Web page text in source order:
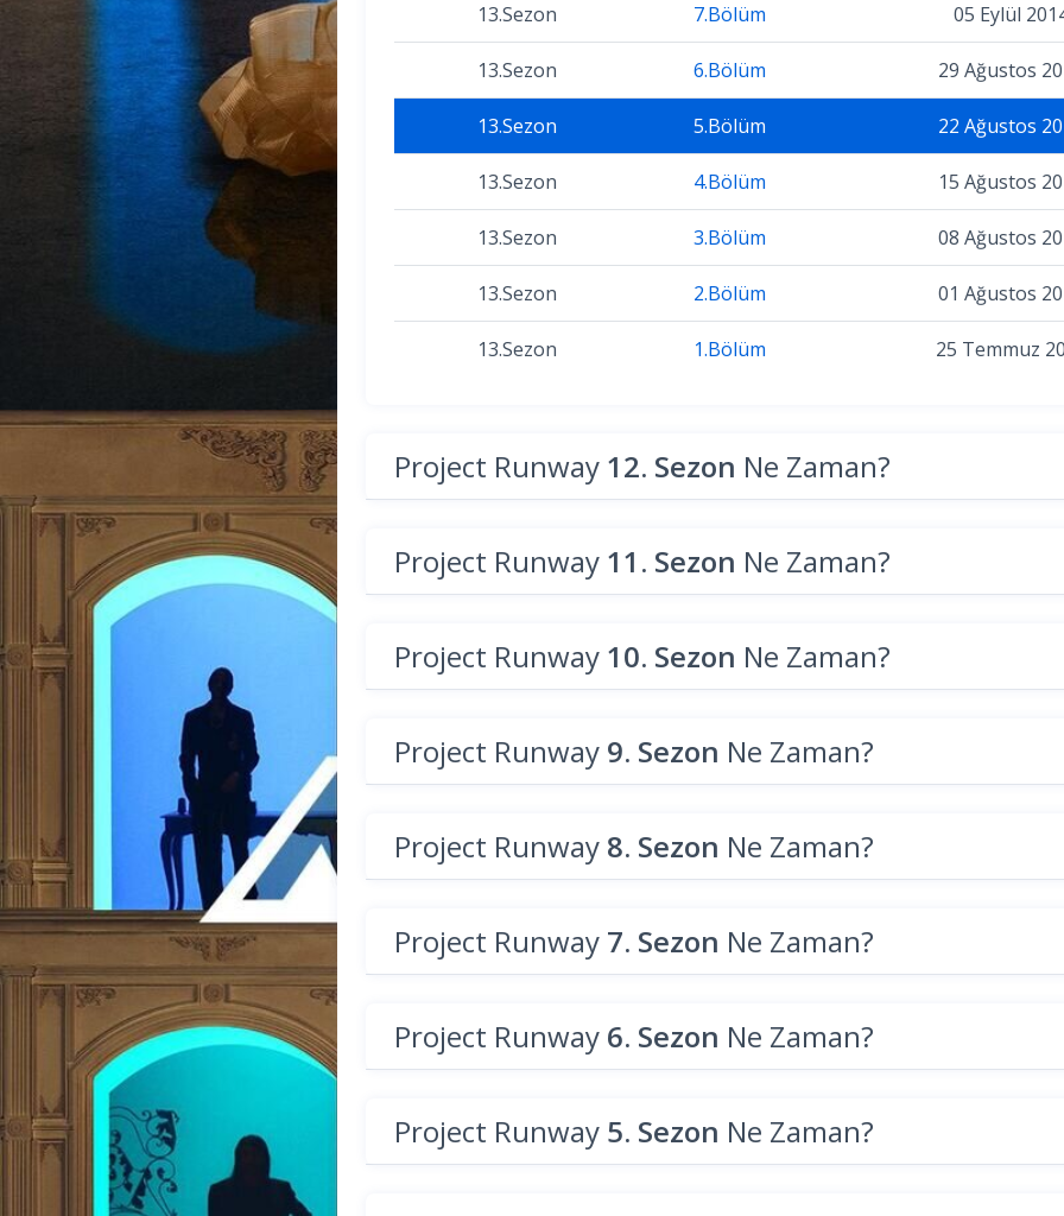
13.Sezon 7.Bölüm 05 Eylül
13.Sezon 6.Bölüm 29 Ağustos
13.Sezon 5.Bölüm 22 Ağustos
13.Sezon 4.Bölüm 15 Ağustos
13.Sezon 3.Bölüm 08 Ağustos
13.Sezon 2.Bölüm 01 Ağustos
13.Sezon 1.Bölüm 25 Temmuz
Project Runway 12. Sezon Ne Zaman?
Project Runway 11. Sezon Ne Zaman?
Project Runway 10. Sezon Ne Zaman?
Project Runway 9. Sezon Ne Zaman?
Project Runway 8. Sezon Ne Zaman?
Project Runway 7. Sezon Ne Zaman?
Project Runway 6. Sezon Ne Zaman?
Project Runway 5. Sezon Ne Zaman?